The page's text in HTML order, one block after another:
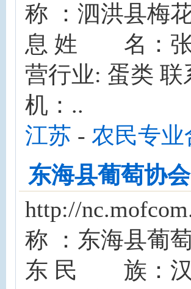
称 ：泗洪县梅
息 姓 名：
营行业: 蛋类 联
机：..
江苏 - 农民专
东海县葡萄协会
http://
称 ：东海县葡
东 民 族：汉